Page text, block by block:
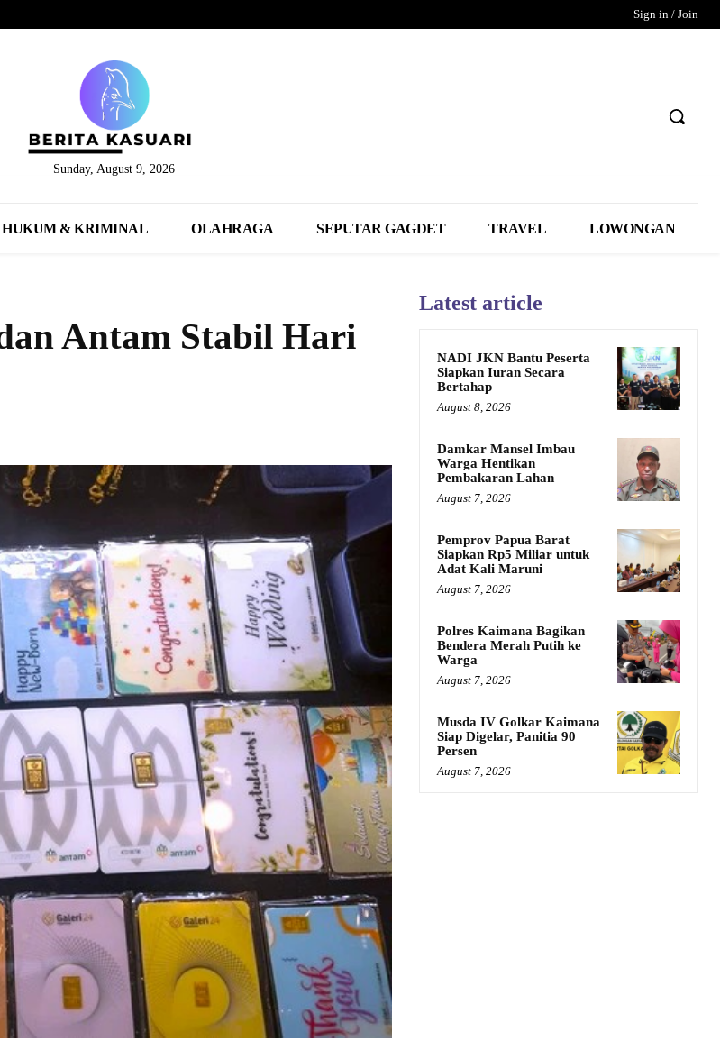
Sign in / Join
Sunday, August 9, 2026
HUKUM & KRIMINAL OLAHRAGA SEPUTAR GAGDET TRAVEL LOWONGAN
Antam Stabil Hari
Latest article
NADI JKN Bantu Peserta
Siapkan Iuran Secara
Bertahap
August 8, 2026
Damkar Mansel Imbau
Warga Hentikan
Pembakaran Lahan
August 7, 2026
Pemprov Papua Barat
Siapkan Rp5 Miliar untuk
Adat Kali Maruni
August 7, 2026
Polres Kaimana Bagikan
Bendera Merah Putih ke
Warga
August 7, 2026
Musda IV Golkar Kaimana
Siap Digelar, Panitia 90
Persen
August 7, 2026